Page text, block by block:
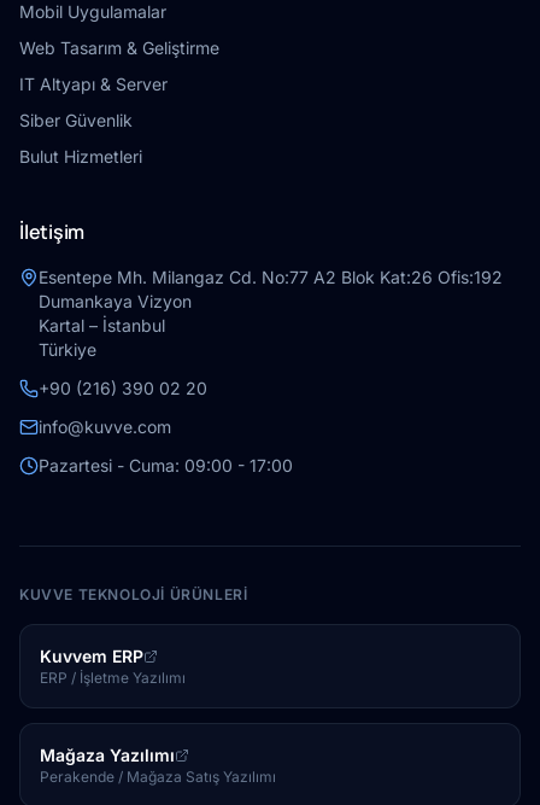
Mobil Uygulamalar
Web Tasarım & Geliştirme
IT Altyapı & Server
Siber Güvenlik
Bulut Hizmetleri
İletişim
Esentepe Mh. Milangaz Cd. No:77 A2 Blok Kat:26 Ofis:192
Dumankaya Vizyon
Kartal – İstanbul
Türkiye
+90 (216) 390 02 20
info@kuvve.com
Pazartesi - Cuma: 09:00 - 17:00
KUVVE TEKNOLOJI ÜRÜNLERI
Kuvvem ERP
ERP / İşletme Yazılımı
Mağaza Yazılımı
Perakende / Mağaza Satış Yazılımı